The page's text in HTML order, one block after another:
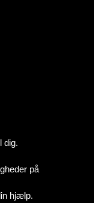
dig.
på
hjælp.